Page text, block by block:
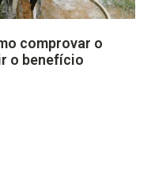
comprovar o
o benefício